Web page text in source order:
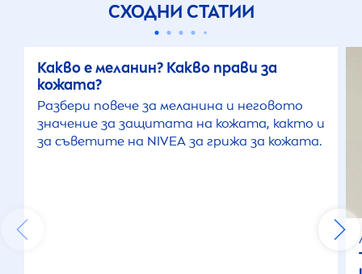
СХОДНИ СТАТИИ
Какво е меланин? Какво прави за
кожата?
Разбери повече за меланина и неговото
значение за защитата на кожата, както и
за съветите на NIVEA за грижа за кожата.